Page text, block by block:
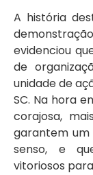
A história
evidenciou
de
unidade de
SC. Na hora
corajosa,
garantem
senso, e
vitoriosos